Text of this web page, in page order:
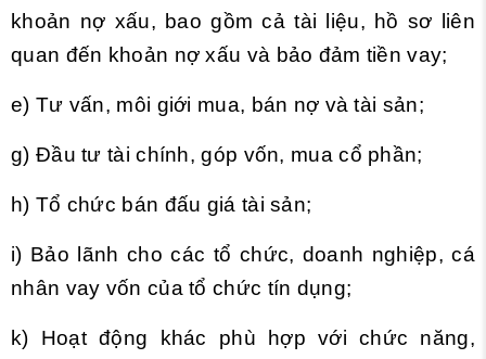
khoản nợ xấu, bao gồm cả tài liệu, hồ sơ liên
quan đến khoản nợ xấu và bảo đảm tiền vay;
e) Tư vấn, môi giới mua, bán nợ và tài sản;
g) Đầu tư tài chính, góp vốn, mua cổ phần;
h) Tổ chức bán đấu giá tài sản;
i) Bảo lãnh cho các tổ chức, doanh nghiệp, cá
nhân vay vốn của tổ chức tín dụng;
k) Hoạt động khác phù hợp với chức năng,